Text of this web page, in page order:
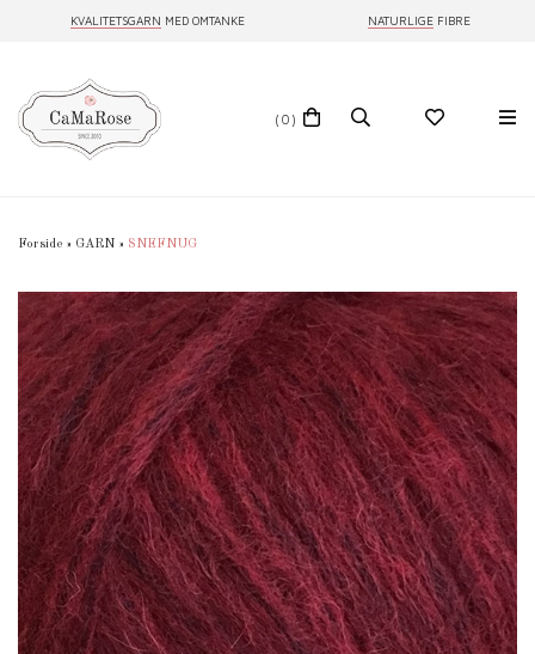
KVALITETSGARN MED OMTANKE NATURLIGE FIBRE
(0)
Forside » GARN » SNEFNUG